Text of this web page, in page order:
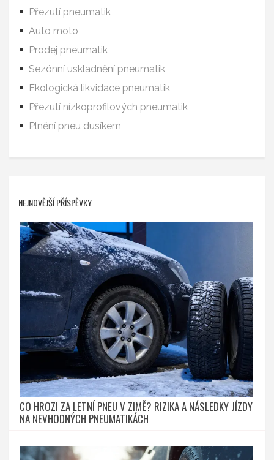
Přezutí pneumatik
Auto moto
Prodej pneumatik
Sezónní uskladnění pneumatik
Ekologická likvidace pneumatik
Přezutí nízkoprofilových pneumatik
Plnění pneu dusíkem
NEJNOVĚJŠÍ PŘÍSPĚVKY
CO HROZI ZA LETNÍ PNEU V ZIMĚ? RIZIKA A NÁSLEDKY JÍZDY
NA NEVHODNÝCH PNEUMATIKÁCH